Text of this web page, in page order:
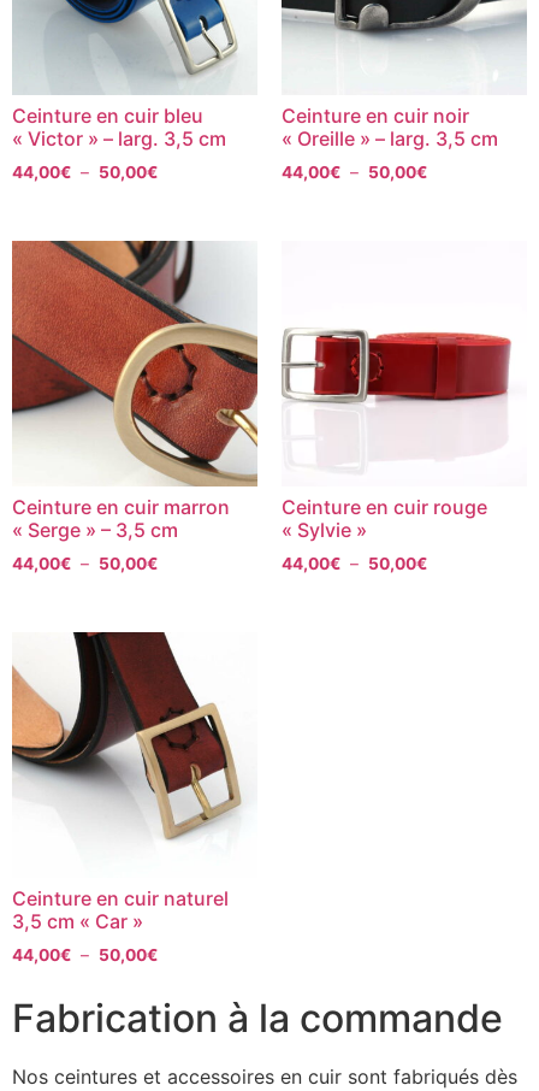
Ceinture en cuir bleu
« Victor » – larg. 3,5 cm
44,00€ – 50,00€
Ceinture en cuir noir
« Oreille » – larg. 3,5 cm
44,00€ – 50,00€
Ceinture en cuir marron
« Serge » – 3,5 cm
44,00€ – 50,00€
Ceinture en cuir rouge
« Sylvie »
44,00€ – 50,00€
Ceinture en cuir naturel
3,5 cm « Car »
44,00€ – 50,00€
Fabrication à la commande
Nos ceintures et accessoires en cuir sont fabriqués dès